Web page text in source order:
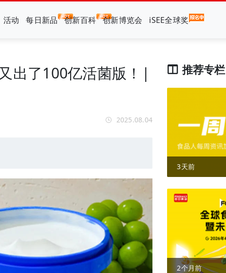
活动 每日新品 创新百科 创新博览会 iSEE全球奖
出了100亿活菌版！|
2025.08.04
推荐专栏
3天前
2个月前